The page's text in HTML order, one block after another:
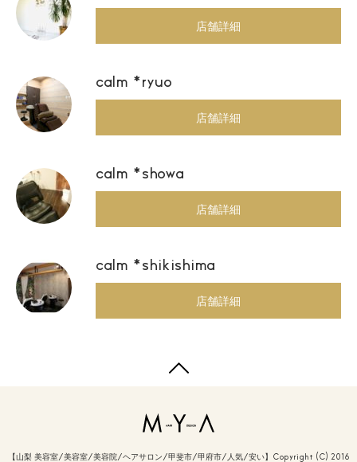
店舗詳細
calm *ryuo
店舗詳細
calm *showa
店舗詳細
calm *shikishima
店舗詳細
【山梨 美容室/美容室/美容院/ヘアサロン/甲斐市/甲府市/人気/安い】Copyright (C) 2016